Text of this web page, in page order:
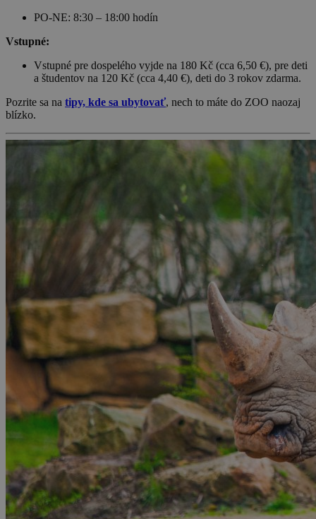
PO-NE: 8:30 – 18:00 hodín
Vstupné:
Vstupné pre dospelého vyjde na 180 Kč (cca 6,50 €), pre deti
a študentov na 120 Kč (cca 4,40 €), deti do 3 rokov zdarma.
Pozrite sa na tipy, kde sa ubytovať, nech to máte do ZOO naozaj
blízko.